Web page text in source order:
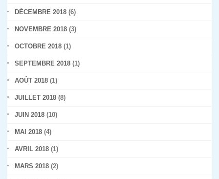
DÉCEMBRE 2018 (6)
NOVEMBRE 2018 (3)
OCTOBRE 2018 (1)
SEPTEMBRE 2018 (1)
AOÛT 2018 (1)
JUILLET 2018 (8)
JUIN 2018 (10)
MAI 2018 (4)
AVRIL 2018 (1)
MARS 2018 (2)